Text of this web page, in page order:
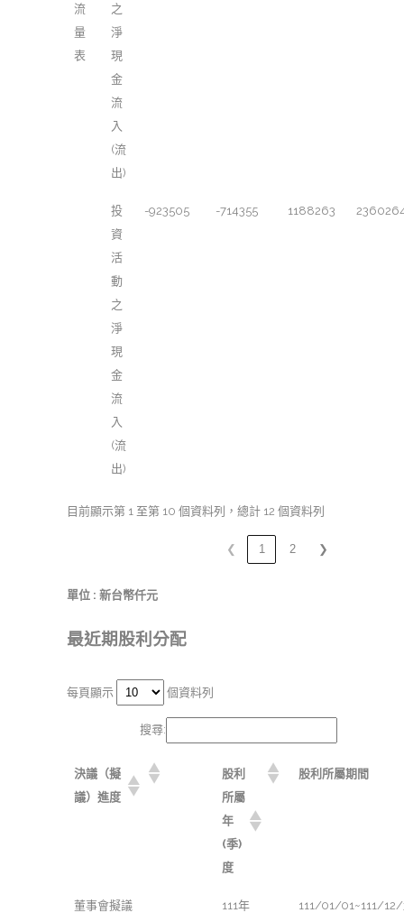
流
量
表
之
淨
現
金
流
入
(流
出)
投
資
活
動
之
淨
現
金
流
入
(流
出)
-923505 -714355 1188263
目前顯示第 1 至第 10 個資料列，總計 12 個資料列
❮ 1 2 ❯
單位 : 新台幣仟元
最近期股利分配
每頁顯示 個資料列
搜尋:
決議（擬
議）進度
股利
所屬
年
(季)
度
股利所屬期間
董事會擬議
111年
111/01/01~111/12/